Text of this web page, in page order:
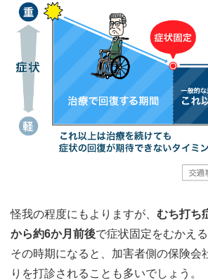
怪我の程度にもよりますが、 むち打ち
から約6か月前後で症状固定をむかえ
その時期になると、加害者側の保険会
りを打診されることも多いでしょう。